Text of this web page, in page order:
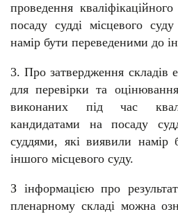
проведення
посаду судді місцевого
намір бути переведеними до
3.Про затвердження складів
для перевірки та
виконаних під час
кандидатами на посаду
суддями, які виявили намір
іншого місцевого суду.
З інформацією про
пленарному складі можна